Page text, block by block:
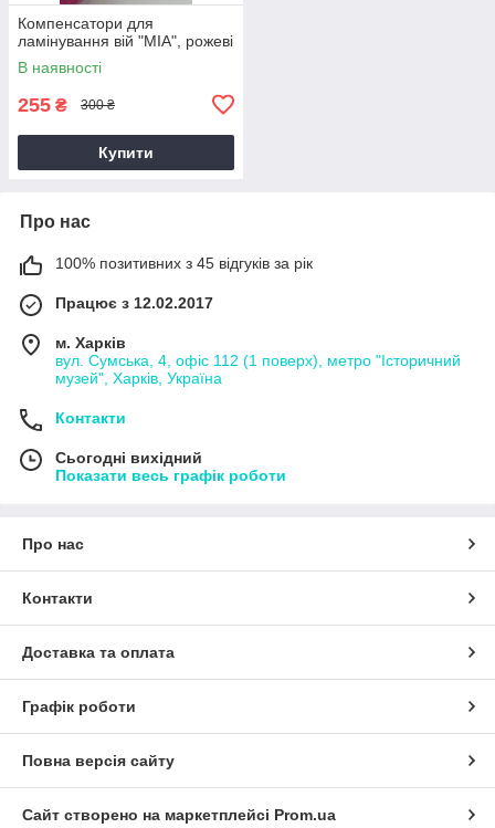
Компенсатори для
ламінування вій "MIA", рожеві
В наявності
255 ₴ 300 ₴
Купити
Про нас
100% позитивних з 45 відгуків за рік
Працює з 12.02.2017
м. Харків
вул. Сумська, 4, офіс 112 (1 поверх), метро "Історичний
музей", Харків, Україна
Контакти
Сьогодні вихідний
Показати весь графік роботи
Про нас
Контакти
Доставка та оплата
Графік роботи
Повна версія сайту
Сайт створено на маркетплейсі Prom.ua